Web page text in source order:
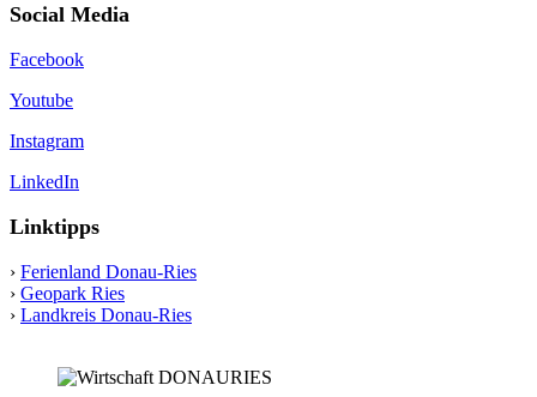
Social Media
Facebook
Youtube
Instagram
LinkedIn
Linktipps
› Ferienland Donau-Ries
› Geopark Ries
› Landkreis Donau-Ries